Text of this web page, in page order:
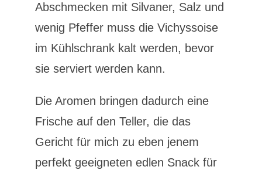
Abschmecken mit Silvaner, Salz und
wenig Pfeffer muss die Vichyssoise
im Kühlschrank kalt werden, bevor
sie serviert werden kann.
Die Aromen bringen dadurch eine
Frische auf den Teller, die das
Gericht für mich zu eben jenem
perfekt geeigneten edlen Snack für